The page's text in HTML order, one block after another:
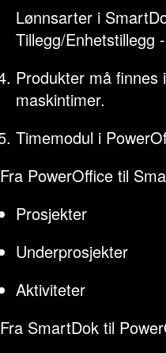
Lønnsarter i
Tillegg/Enhetstillegg
Produkter må finnes
maskintimer.
Timemodul i
Fra PowerOffice til
Prosjekter
Underprosjekter
Aktiviteter
Fra SmartDok til